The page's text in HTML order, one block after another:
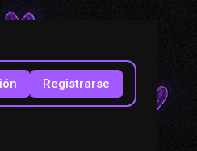
Registrarse